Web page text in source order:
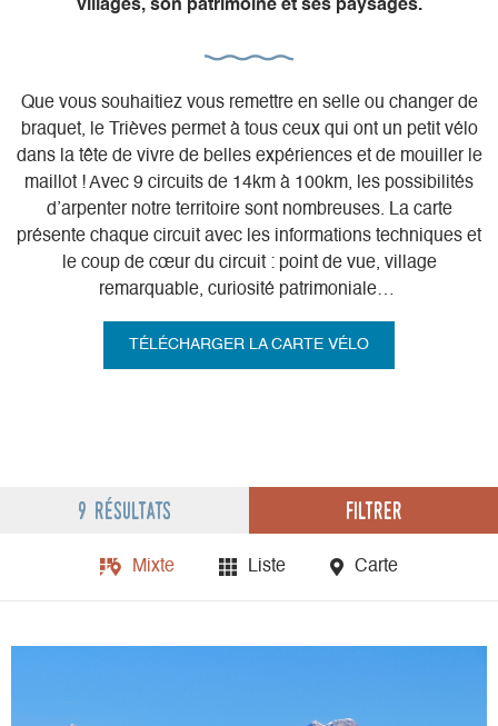
villages, son patrimoine et ses paysages.
Que vous souhaitiez vous remettre en selle ou changer de
braquet, le Trièves permet à tous ceux qui ont un petit vélo
dans la tête de vivre de belles expériences et de mouiller le
maillot ! Avec 9 circuits de 14km à 100km, les possibilités
d’arpenter notre territoire sont nombreuses. La carte
présente chaque circuit avec les informations techniques et
le coup de cœur du circuit : point de vue, village
remarquable, curiosité patrimoniale…
TÉLÉCHARGER LA CARTE VÉLO
9 résultats Filtrer
Mixte Liste Carte